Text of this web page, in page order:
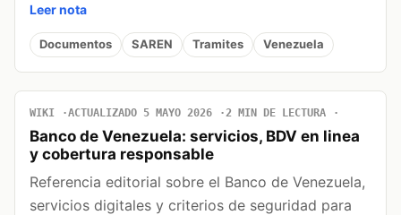
Leer nota
Documentos SAREN Tramites Venezuela
WIKI ACTUALIZADO 5 MAYO 2026 2 MIN DE LECTURA
Banco de Venezuela: servicios, BDV en linea
y cobertura responsable
Referencia editorial sobre el Banco de Venezuela,
servicios digitales y criterios de seguridad para